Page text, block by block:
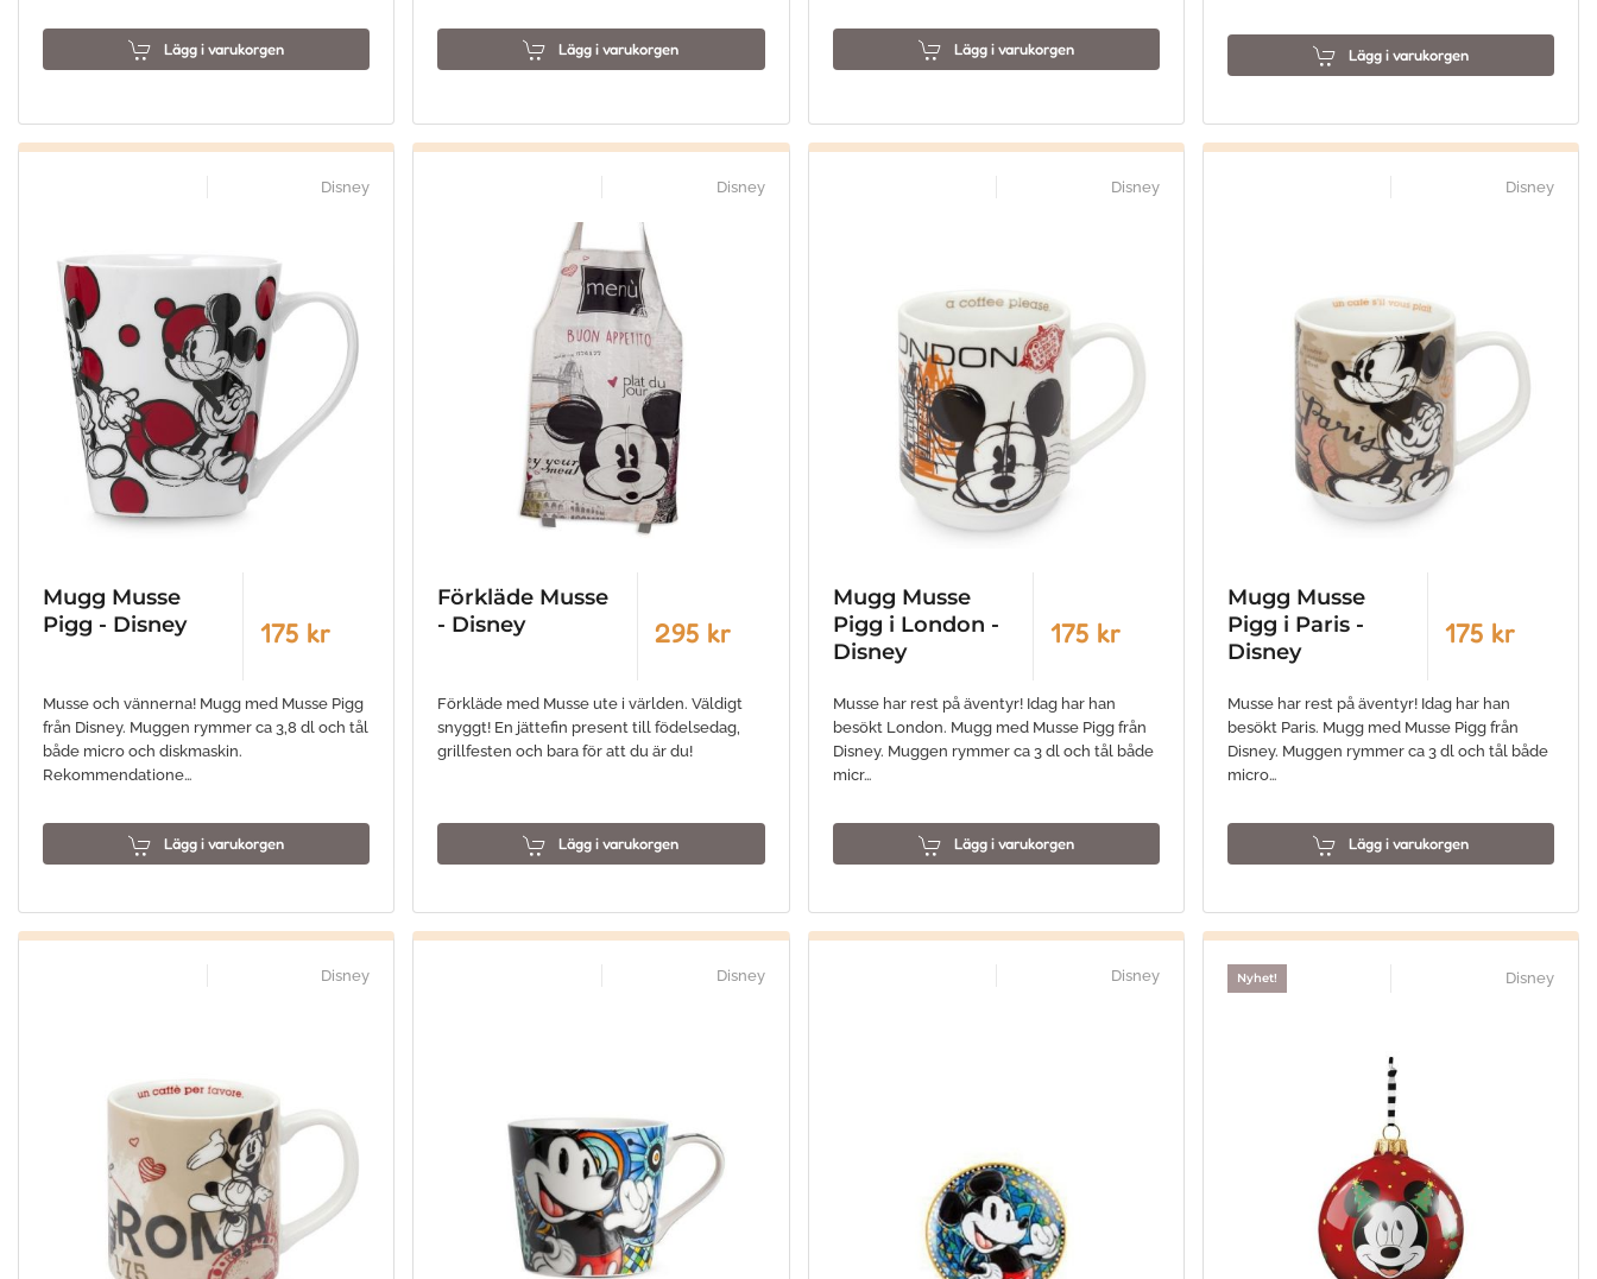
Lägg i varukorgen Lägg i varukorgen Lägg i varukorgen Lägg i varukorgen
Disney
Mugg Musse
Pigg - Disney
175 kr
Musse och vännerna! Mugg med Musse Pigg
från Disney. Muggen rymmer ca 3,8 dl och tål
både micro och diskmaskin.
Rekommendatione…
Lägg i varukorgen
Disney
Förkläde Musse
- Disney
295 kr
Förkläde med Musse ute i världen. Väldigt
snyggt! En jättefin present till födelsedag,
grillfesten och bara för att du är du!
Lägg i varukorgen
Disney
Mugg Musse
Pigg i London -
Disney
175 kr
Musse har rest på äventyr! Idag har han
besökt London. Mugg med Musse Pigg från
Disney. Muggen rymmer ca 3 dl och tål både
micr…
Lägg i varukorgen
Disney
Mugg Musse
Pigg i Paris -
Disney
175 kr
Musse har rest på äventyr! Idag har han
besökt Paris. Mugg med Musse Pigg från
Disney. Muggen rymmer ca 3 dl och tål både
micro…
Lägg i varukorgen
Disney Disney Disney Nyhet! Disney